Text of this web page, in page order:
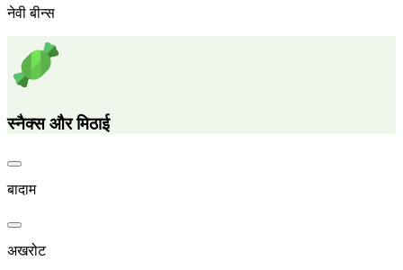
नेवी बीन्स
स्नैक्स और मिठाई
बादाम
अखरोट